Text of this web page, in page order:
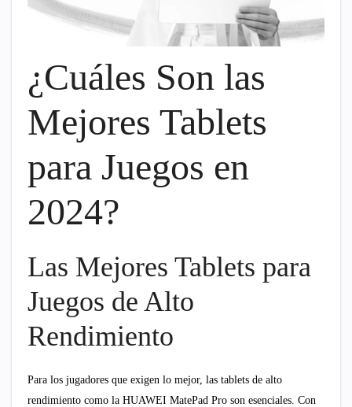
¿Cuáles Son las
Mejores Tablets
para Juegos en
2024?
Las Mejores Tablets para
Juegos de Alto
Rendimiento
Para los jugadores que exigen lo mejor, las tablets de alto
rendimiento como la HUAWEI MatePad Pro son esenciales. Con